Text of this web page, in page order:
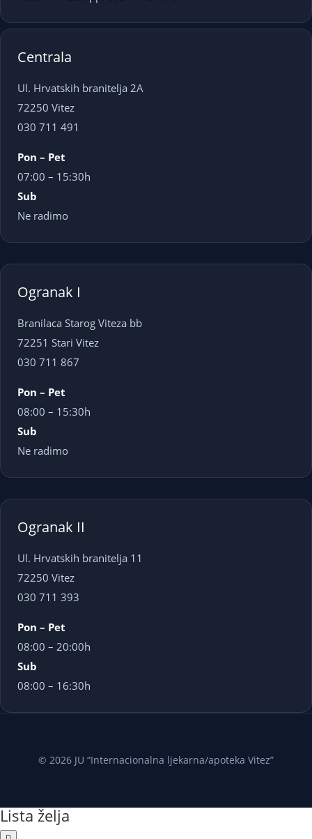
Centrala
Ul. Hrvatskih branitelja 2A
72250 Vitez
030 711 491
Pon – Pet
07:00 – 15:30h
Sub
Ne radimo
Ogranak I
Branilaca Starog Viteza bb
72251 Stari Vitez
030 711 867
Pon – Pet
08:00 – 15:30h
Sub
Ne radimo
Ogranak II
Ul. Hrvatskih branitelja 11
72250 Vitez
030 711 393
Pon – Pet
08:00 – 20:00h
Sub
08:00 – 16:30h
© 2026 JU “Internacionalna ljekarna/apoteka Vitez”
Lista želja